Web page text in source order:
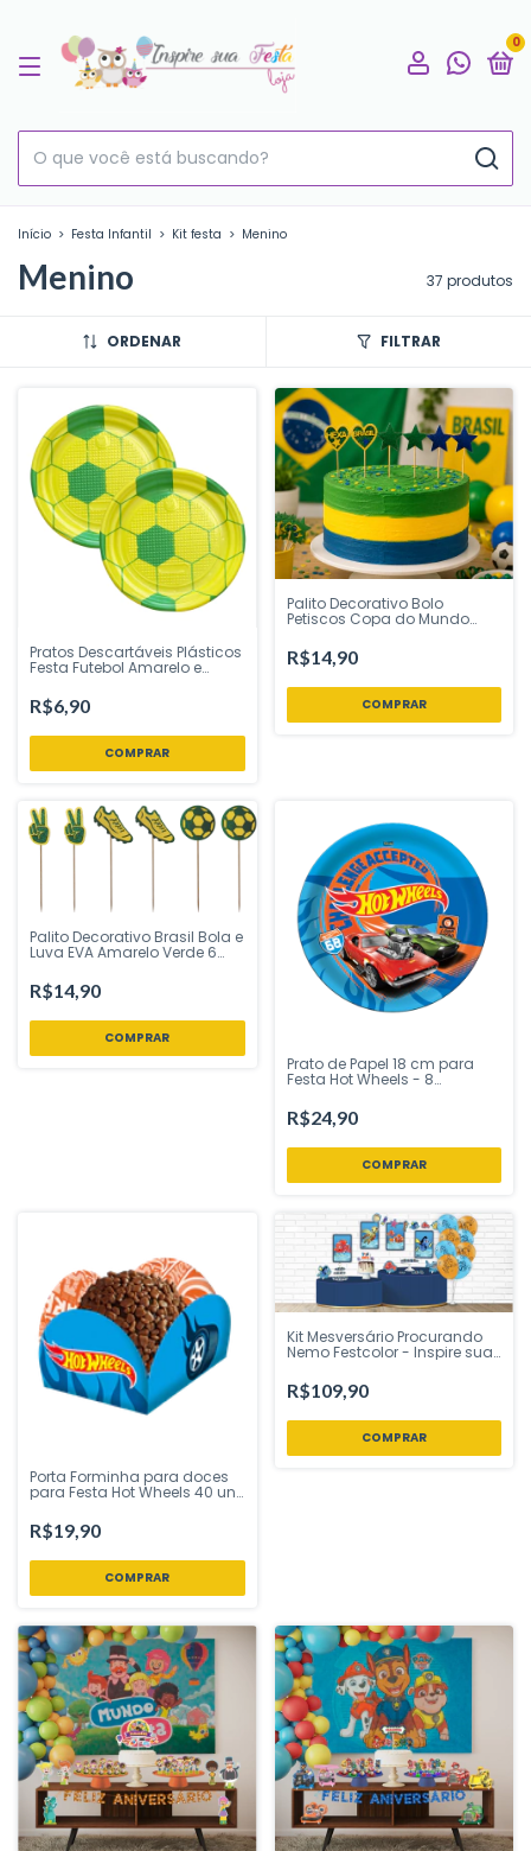
0
Início > Festa Infantil > Kit festa > Menino
Menino 37 produtos
ORDENAR FILTRAR
Pratos Descartáveis Plásticos
Festa Futebol Amarelo e
Unidades Plastik
R$6,90
Palito Decorativo Bolo
Petiscos Copa do Mundo
Inspire sua Festa Loja
R$14,90
Palito Decorativo Brasil Bola e
Luva EVA Amarelo Verde 6
Festa Loja
R$14,90
Prato de Papel 18 cm para
Festa Hot Wheels - 8
sua Festa Loja
R$24,90
Porta Forminha para doces
para Festa Hot Wheels 40 uni
Loja
R$19,90
Kit Mesversário Procurando
Nemo Festcolor - Inspire sua
R$109,90